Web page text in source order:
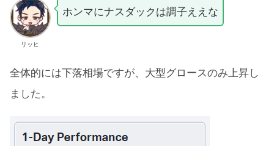
リッヒ
ホンマにナスダックは調子ええな
全体的には下落相場ですが、大型グロースのみ上昇し
ました。